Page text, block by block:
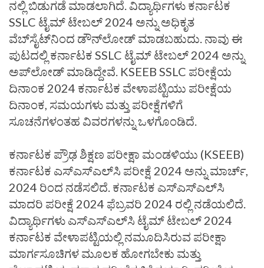
ನಲ್ಲಿ ಬಿಡುಗಡೆ ಮಾಡಲಾಗಿದೆ. ವಿದ್ಯಾರ್ಥಿಗಳು ಕರ್ನಾಟಕ
SSLC ಟೈಮ್ ಟೇಬಲ್ 2024 ಅನ್ನು ಅಧಿಕೃತ
ವೆಬ್‌ಸೈಟ್‌ನಿಂದ ಡೌನ್‌ಲೋಡ್ ಮಾಡಬಹುದು. ನಾವು ಈ
ಪುಟದಲ್ಲಿ ಕರ್ನಾಟಕ SSLC ಟೈಮ್ ಟೇಬಲ್ 2024 ಅನ್ನು
ಅಪ್‌ಲೋಡ್ ಮಾಡಿದ್ದೇವೆ. KSEEB SSLC ಪರೀಕ್ಷೆಯ
ದಿನಾಂಕ 2024 ಕರ್ನಾಟಕ ವೇಳಾಪಟ್ಟಿಯು ಪರೀಕ್ಷೆಯ
ದಿನಾಂಕ, ಸಮಯಗಳು ಮತ್ತು ಪರೀಕ್ಷೆಗಳಿಗೆ
ಸೂಚನೆಗಳಂತಹ ವಿವರಗಳನ್ನು ಒಳಗೊಂಡಿದೆ.
ಕರ್ನಾಟಕ ಪ್ರೌಢ ಶಿಕ್ಷಣ ಪರೀಕ್ಷಾ ಮಂಡಳಿಯು (KSEEB)
ಕರ್ನಾಟಕ ಎಸ್‌ಎಸ್‌ಎಲ್‌ಸಿ ಪರೀಕ್ಷೆ 2024 ಅನ್ನು ಮಾರ್ಚ್,
2024 ರಿಂದ ನಡೆಸಲಿದೆ. ಕರ್ನಾಟಕ ಎಸ್‌ಎಸ್‌ಎಲ್‌ಸಿ
ಮಾದರಿ ಪರೀಕ್ಷೆ 2024 ಫೆಬ್ರವರಿ 2024 ರಲ್ಲಿ ನಡೆಯಲಿದೆ.
ವಿದ್ಯಾರ್ಥಿಗಳು ಎಸ್‌ಎಸ್‌ಎಲ್‌ಸಿ ಟೈಮ್ ಟೇಬಲ್ 2024
ಕರ್ನಾಟಕ ವೇಳಾಪಟ್ಟಿಯಲ್ಲಿ ನಮೂದಿಸಿರುವ ಪರೀಕ್ಷಾ
ಮಾರ್ಗಸೂಚಿಗಳ ಮೂಲಕ ಹೋಗಬೇಕು ಮತ್ತು